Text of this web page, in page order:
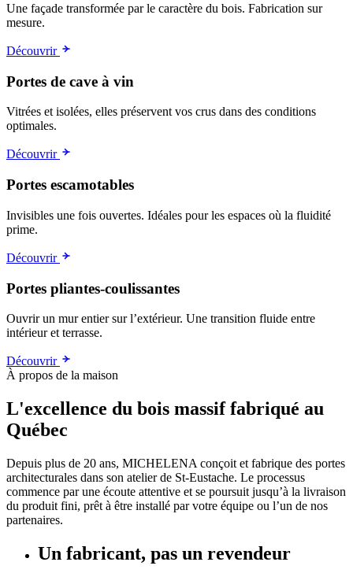
Une façade transformée par le caractère du bois. Fabrication sur
mesure.
Découvrir
Portes de cave à vin
Vitrées et isolées, elles préservent vos crus dans des conditions
optimales.
Découvrir
Portes escamotables
Invisibles une fois ouvertes. Idéales pour les espaces où la fluidité
prime.
Découvrir
Portes pliantes-coulissantes
Ouvrir un mur entier sur l’extérieur. Une transition fluide entre
intérieur et terrasse.
Découvrir
À propos de la maison
L'excellence du bois massif fabriqué au
Québec
Depuis plus de 20 ans, MICHELENA conçoit et fabrique des portes
architecturales dans son atelier de St-Eustache. Le processus
commence par une écoute attentive et se poursuit jusqu’à la livraison
du produit fini, prêt à être installé par votre équipe ou l’un de nos
partenaires.
Un fabricant, pas un revendeur